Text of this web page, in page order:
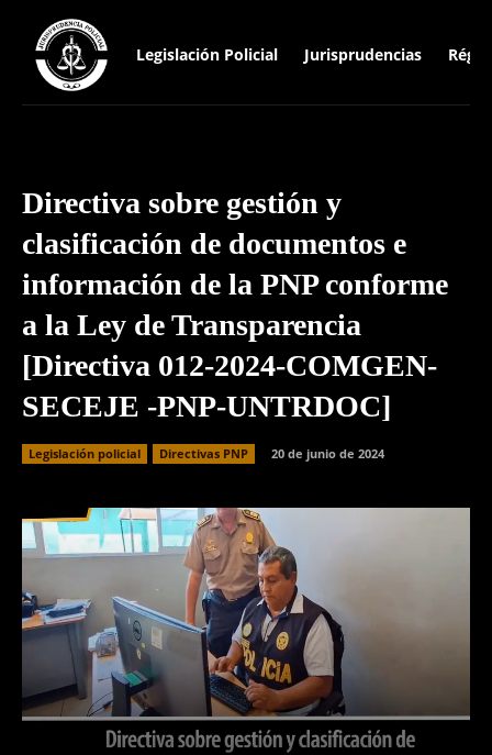
Legislación Policial Jurisprudencias
Directiva sobre gestión y
clasificación de documentos e
información de la PNP conforme
a la Ley de Transparencia
[Directiva 012-2024-COMGEN-
SECEJE -PNP-UNTRDOC]
Legislación policial Directivas PNP 20 de junio de 2024